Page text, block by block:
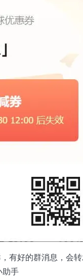
有好的群消息，会
助手